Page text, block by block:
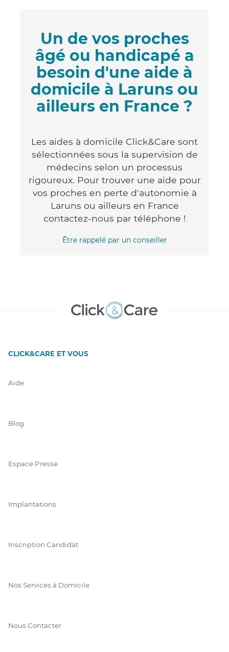
Un de vos proches
âgé ou handicapé a
besoin d'une aide à
domicile à Laruns ou
ailleurs en France ?
Les aides à domicile Click&Care sont
sélectionnées sous la supervision de
médecins selon un processus
rigoureux. Pour trouver une aide pour
vos proches en perte d'autonomie à
Laruns ou ailleurs en France
contactez-nous par téléphone !
Être rappelé par un conseiller
CLICK&CARE ET VOUS
Aide
Blog
Espace Presse
Implantations
Inscription Candidat
Nos Services à Domicile
Nous Contacter